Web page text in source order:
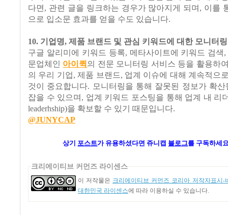
다면, 관련 글을 링크하는 경우가 많아지게 되며, 이를
으로 입소문 효과를 얻을 수도 있습니다.
10. 기업명, 제품 브랜드 및 관심 키워드에 대한 모니터
구글 알리미에 키워드 등록, 메타사이트에 키워드 검색
문업체인 아이퀵 의 전문 모니터링 서비스 등을 활용하
의 우리 기업, 제품 브랜드, 업계 이슈에 대해 계속적으
것이 중요합니다. 모니터링을 통해 잘못된 정보가 확
잡을 수 있으며, 업계 키워드 포스팅을 통해 업계 내 리
leaderhship)을 확보할 수 있기 때문입니다.
@JUNYCAP
상기 포스트가유용하셨다면 쥬니캡 블로그를 구독하세
크리에이티브 커먼즈 라이센스
이 저작물은 크리에이티브 커먼즈 코리아 저작자표시-
대한민국 라이센스에 따라 이용하실 수 있습니다.